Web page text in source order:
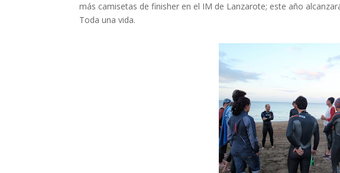
más camisetas de finisher en el IM de Lanzarote; este año
Toda una vida.